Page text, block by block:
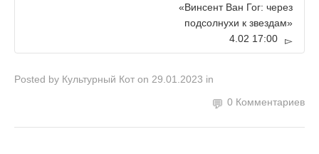
«Винсент Ван Гог: через
подсолнухи к звездам»
4.02 17:00
Posted by Культурный Кот on 29.01.2023 in
0 Комментариев